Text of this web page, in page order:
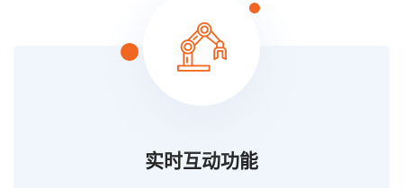
实时互动功能